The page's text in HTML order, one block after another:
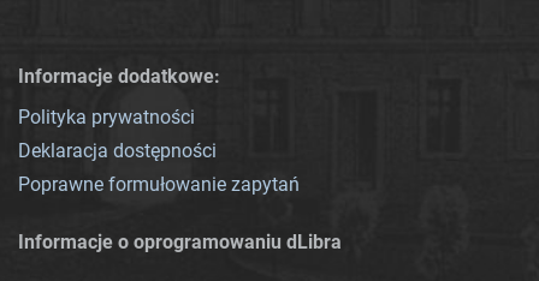
Informacje dodatkowe:
Polityka prywatności
Deklaracja dostępności
Poprawne formułowanie zapytań
Informacje o oprogramowaniu dLibra